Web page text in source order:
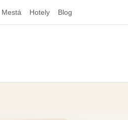
Mestá Hotely Blog